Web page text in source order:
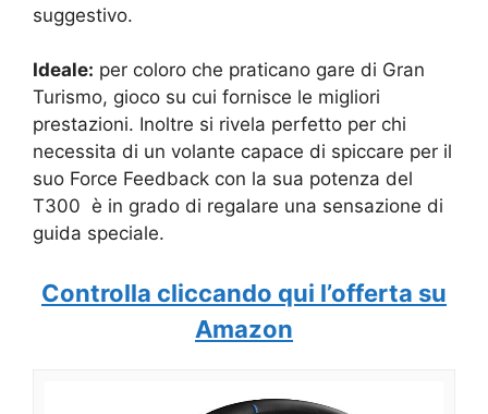
suggestivo.
Ideale: per coloro che praticano gare di Gran
Turismo, gioco su cui fornisce le migliori
prestazioni. Inoltre si rivela perfetto per chi
necessita di un volante capace di spiccare per il
suo Force Feedback con la sua potenza del
T300 è in grado di regalare una sensazione di
guida speciale.
Controlla cliccando qui l’offerta su
Amazon